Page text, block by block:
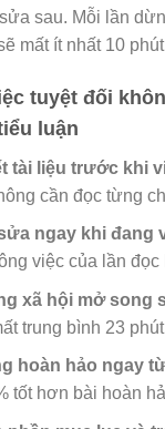
sau. Mỗi lần
mất ít nhất 10
tuyệt đối
luận
tài liệu trước khi
cần đọc từng
ngay khi đang
việc của lần đọc
xã hội mở song
trung bình 23
hoàn hảo ngay
tốt hơn bài hoàn